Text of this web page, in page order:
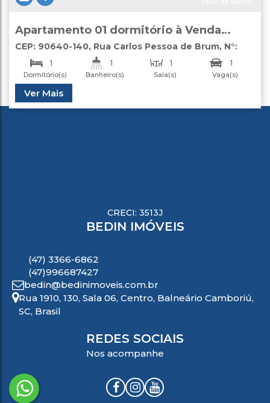
Apartamento 01 dormitório à Venda
Porto Alegre
CEP: 90640-140, Rua Carlos Pessoa de Brum, N°:
apartamento 302D Santo Antônio
Alegre
,Rio Grande do Sul Brasil
1
Dormitório(s)
1
Banheiro(s)
1
Sala(s)
1
Vaga(s)
Útil:
33 .00m²
Ver Mais
CRECI: 3513J
BEDIN IMÓVEIS
(47) 3366-6862
(47)996687427
bedin@bedinimoveis.com.br
Rua 1910, 130, Sala 06, Centro, Balneário Camboriú,
SC, Brasil
REDES SOCIAIS
Nos acompanhe